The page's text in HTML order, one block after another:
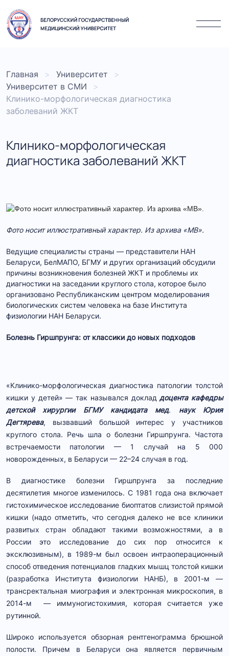
Главная
Университет
Университет в СМИ
Клинико-морфологическая диагностика
заболеваний ЖКТ
Клинико-морфологическая
диагностика заболеваний ЖКТ
Фото носит иллюстративный характер. Из архива «МВ».
Ведущие специалисты страны — представители НАН
Беларуси, БелМАПО, БГМУ и других организаций обсудили
причины возникновения болезней ЖКТ и проблемы их
диагностики на заседании круглого стола, которое было
организовано Республиканским центром моделирования
биологических систем человека на базе Института
физиологии НАН Беларуси.
Болезнь Гиршпрунга: от классики до новых подходов
«Клинико-морфологическая диагностика патологии толстой
кишки у детей» — так назывался докладдоцента кафедры
детской хирургии БГМУ кандидата мед. наук Юрия
Дегтярева, вызвавший большой интерес у участников
круглого стола. Речь шла о болезни Гиршпрунга. Частота
встречаемости патологии — 1 случай на 5 000
новорожденных, в Беларуси — 22–24 случая в год.
В диагностике болезни Гиршпрунга за последние
десятилетия многое изменилось. С 1981 года она включает
гистохимическое исследование биоптатов слизистой прямой
кишки (надо отметить, что сегодня далеко не все клиники
развитых стран обладают такими возможностями, а в
России это исследование до сих пор относится к
эксклюзивным), в 1989-м был освоен интраоперационный
способ отведения потенциалов гладких мышц толстой кишки
(разработка Института физиологии НАНБ), в 2001-м —
трансректальная миография и электронная микроскопия, в
2014-м — иммуногистохимия, которая считается уже
рутинной.
Широко используется обзорная рентгенограмма брюшной
полости. Причем в Беларуси она является первичным